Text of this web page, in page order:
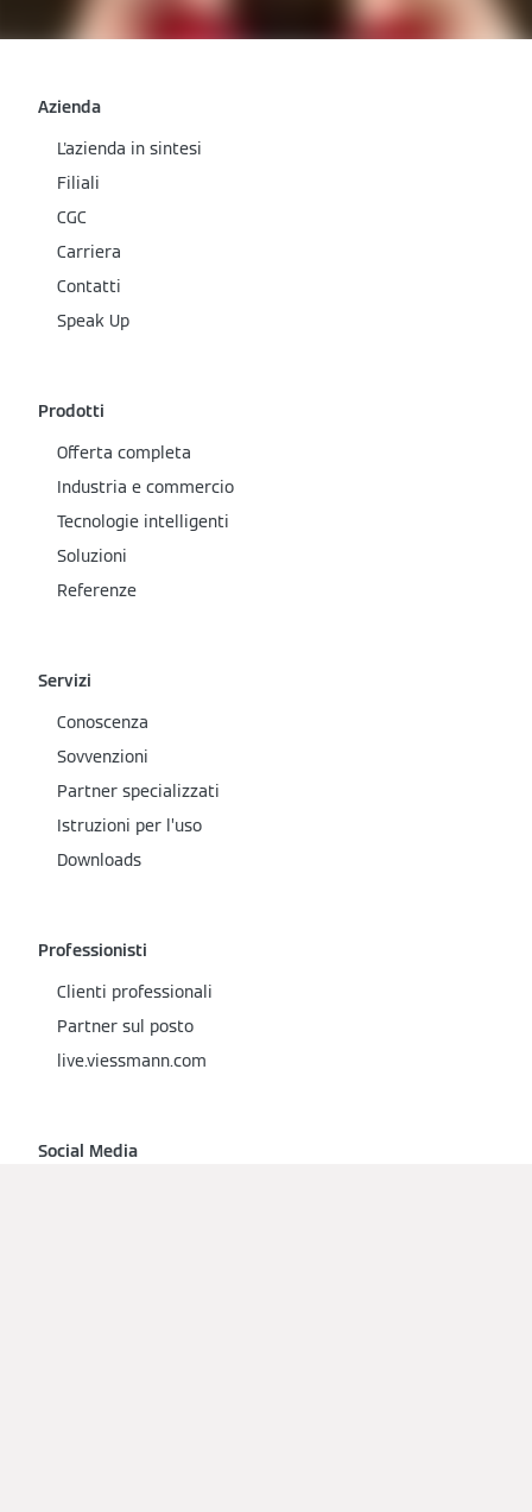
Azienda
L'azienda in sintesi
Filiali
CGC
Carriera
Contatti
Speak Up
Prodotti
Offerta completa
Industria e commercio
Tecnologie intelligenti
Soluzioni
Referenze
Servizi
Conoscenza
Sovvenzioni
Partner specializzati
Istruzioni per l’uso
Downloads
Professionisti
Clienti professionali
Partner sul posto
live.viessmann.com
Social Media